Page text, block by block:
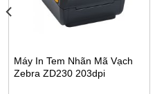
Máy In Tem Nhãn Mã Vạch
Zebra ZD230 203dpi